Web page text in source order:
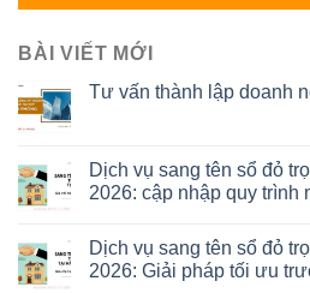
BÀI VIẾT MỚI
Tư vấn thành lập doanh
Dịch vụ sang tên sổ đỏ
2026: cập nhập quy trình
Dịch vụ sang tên sổ đỏ
2026: Giải pháp tối ưu